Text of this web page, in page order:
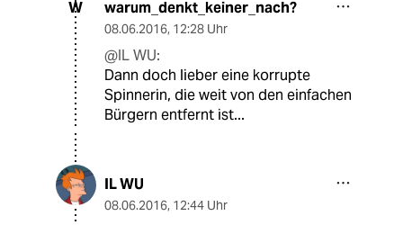
W warum_denkt_keiner_nach?
08.06.2016, 12:28 Uhr
@IL WU:
Dann doch lieber eine korrupte
Spinnerin, die weit von den einfachen
Bürgern entfernt ist...
IL WU
08.06.2016, 12:44 Uhr